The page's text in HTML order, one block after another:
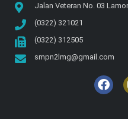
Jalan Veteran No. 03
(0322) 321021
(0322) 312505
smpn2lmg@gmail.com